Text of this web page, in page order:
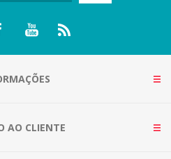
AO CLIENTE